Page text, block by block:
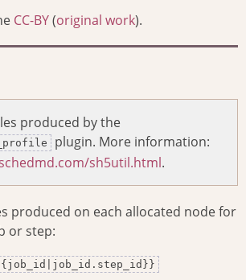
CC-BY(original work).
produced by the
plugin. More information:
sh5util.html.
produced on each allocated node for
or step: